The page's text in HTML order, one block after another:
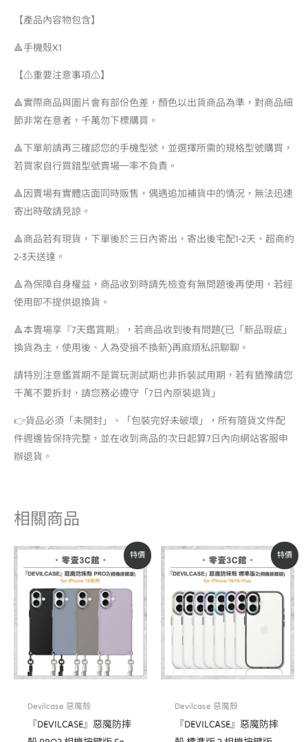
【產品內容物包含】
🔺手機殼X1
【⚠️重要注意事項⚠️】
🔺實際商品與圖片會有部份色差，顏色以出貨商品為準，對商品細
節非常在意者，千萬勿下標購買。
🔺下單前請再三確認您的手機型號，並選擇所需的規格型號購買，
若買家自行買錯型號賣場一率不負責。
🔺因賣場有實體店面同時販售，偶遇追加補貨中的情況，無法迅速
寄出時敬請見諒。
🔺商品若有現貨，下單後於三日內寄出，寄出後宅配1-2天、超商約
2-3天送達。
🔺為保障自身權益，商品收到時請先檢查有無問題後再使用，若經
使用即不提供退換貨。
🔺本賣場享『7天鑑賞期』，若商品收到後有問題(已「新品瑕疵」
換貨為主，使用後、人為受損不換新)再麻煩私訊聊聊。
請特別注意鑑賞期不是賞玩測試期也非拆裝試用期，若有猶豫請您
千萬不要拆封，請您務必遵守「7日內原裝退貨」
👉貨品必須「未開封」、「包裝完好未破壞」，所有隨貨文件配
件週邊皆保持完整，並在收到商品的次日起算7日內向網站客服申
辦退貨。
相關商品
特價
Devilcase 惡魔殼
『DEVILCASE』惡魔防摔
原
始
價
格：
NT$1,780。
目
前
價
格：
NT$1,513。
特價
Devilcase 惡魔殼
『DEVILCASE』惡魔防摔
原
始
價
格：
NT$1,380。
目
前
價
格：
NT$1,173。